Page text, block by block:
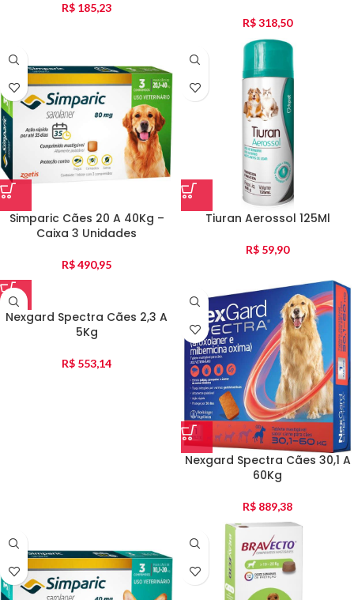
R$ 185,23
R$318,50
Simparic Cães 20 A 40Kg –
Caixa 3 Unidades
R$490,95
Tiuran Aerossol 125Ml
R$ 59,90
Nexgard Spectra Cães 2,3 A
5Kg
R$ 553,14
Nexgard Spectra Cães 30,1 A
60Kg
R$ 889,38